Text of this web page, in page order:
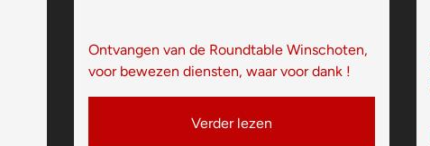
Ontvangen van de Roundtable Winschoten,
voor bewezen diensten, waar voor dank !
Verder lezen